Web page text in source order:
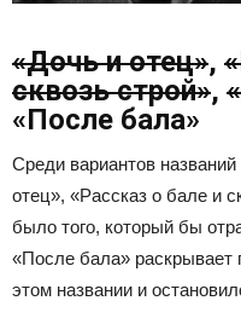
«Дочь и отец»,
сквозь строй»,
«После бала»
Среди вариантов
отец», «Рассказ о бале и
было того, который бы
«После бала» раскрывает
этом названии и